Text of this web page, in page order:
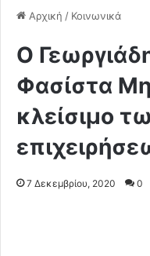
Αρχική / Κοινωνικά
Ο
Φασίστα
κλείσιμο
7 Δεκεμβρίου, 2020 0